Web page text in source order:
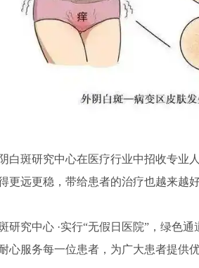
白斑研究中心在医疗行业中招收专
远更稳，带给患者的治疗也越来越好
究中心 ·实行“无假日医院”，绿色
服务每一位患者，为广大患者提供优